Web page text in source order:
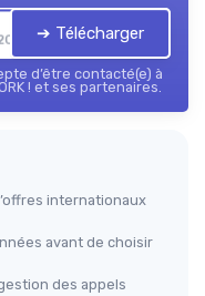
➔ Télécharger
d’être contacté(e) à
! et ses partenaires.
internationaux
avant de choisir
des appels